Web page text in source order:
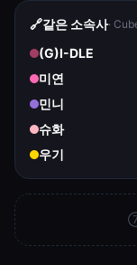
🔗같은 소속사·
(G)I-DLE
미연
민니
슈화
우기
⑦